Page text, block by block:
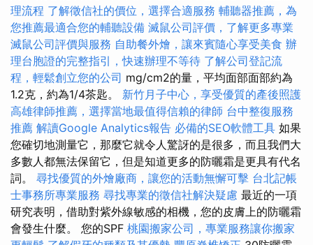
理流程 了解徵信社的價位，選擇合適服務 輔聽器推薦，為
您推薦最適合您的輔聽設備 滅鼠公司評價，了解更多專業
滅鼠公司評價與服務 自助餐外燴，讓來賓隨心享受美食 辦
理台胞證的完整指引，快速辦理不等待 了解公司登記流
程，輕鬆創立您的公司 mg/cm2的量，平均面部面部約為
1.2克，約為1/4茶匙。 新竹月子中心，享受優質的產後照護
高雄律師推薦，選擇當地最值得信賴的律師 台中整復服務
推薦 解讀Google Analytics報告 必備的SEO軟體工具 如果
您確切地測量它，那麼它就令人驚訝的是很多，而且我們大
多數人都無法保留它，但是知道更多的防曬霜是更具有代名
詞。 尋找優質的外燴廠商，讓您的活動無懈可擊 台北記帳
士事務所專業服務 尋找專業的徵信社解決疑慮 最近的一項
研究表明，借助對紫外線敏感的相機，您的皮膚上的防曬霜
會發生什麼。 您的SPF 桃園搬家公司，專業服務讓你搬家